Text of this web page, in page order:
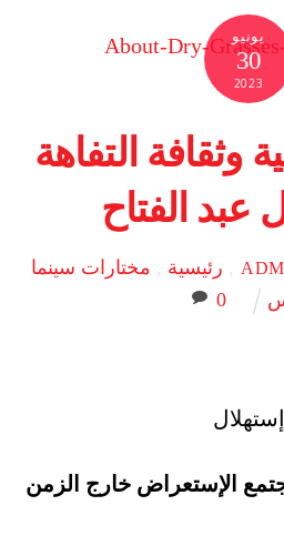
يونيو
30
2023
وثقافة التفاهة
عبد الفتاح
, رئيسية , مختارات سينما
0
إستهلال
الإستعراض خارج الزمن